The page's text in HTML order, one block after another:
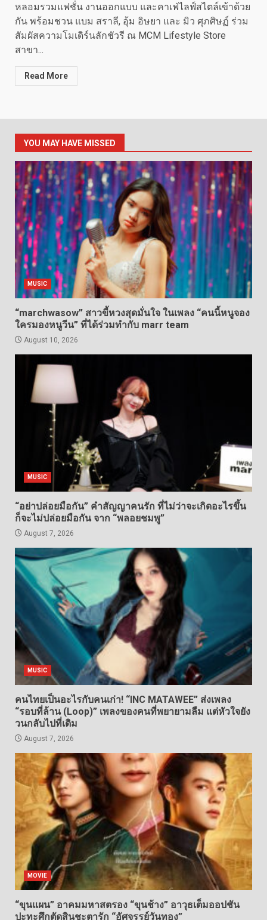
หลอมรวมแฟชั่น งานออกแบบ และคาเฟ่ไลฟ์สไตล์เข้าด้วย
กัน พร้อมชวน แบม สราลี, อุ้ม อิษยา และ มิว ศุภศิษฏ์ ร่วม
สัมผัสความโมเดิร์นลักชัวรี ณ MCM Lifestyle Store
สาขา...
Read More
YOU MAY HAVE MISSED
MUSIC
“marchwasow” สาวขี้หวงสุดมั่นใจ ในเพลง “คนนี้หนูจอง
ใครมองหนูวีน” ที่ได้ร่วมทำกับ marr team
August 10, 2026
MUSIC
“อย่าปล่อยมือกัน” คำสัญญาคนรัก ที่ไม่ว่าจะเกิดอะไรขึ้น
ก็จะไม่ปล่อยมือกัน จาก “พลอยชมพู”
August 7, 2026
MUSIC
คนไทยเป็นอะไรกับคนเก่า! “INC MATAWEE” ส่งเพลง
“รอบที่ล้าน (Loop)” เพลงของคนที่พยายามลืม แต่หัวใจยัง
วนกลับไปที่เดิม
August 7, 2026
MOVIE
“ขุนแผน” อาคมมหาสตรอง “ขุนช้าง” อาวุธเต็มออปชัน
ปะทะศึกตัดสินชะตารัก “อัศจรรย์วันทอง”